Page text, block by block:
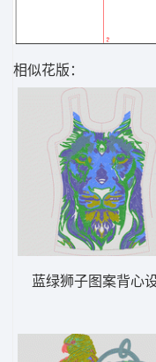
相似花版：
蓝绿狮子图案背心